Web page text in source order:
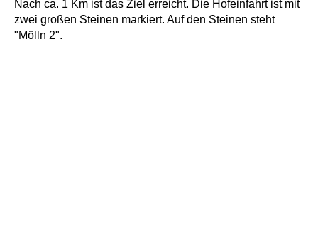
Nach ca. 1 Km ist das Ziel erreicht. Die Hofeinfahrt ist mit
zwei großen Steinen markiert. Auf den Steinen steht
"Mölln 2".